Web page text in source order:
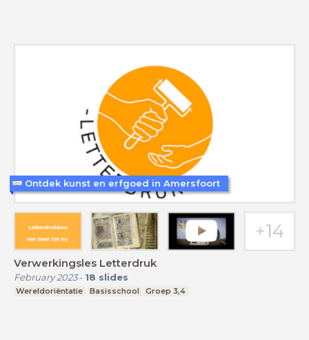
Verwerkingsles Letterdruk
February 2023- 18 slides
Wereldoriëntatie Basisschool Groep 3,4
Ontdek kunst en erfgoed in Amersfoort